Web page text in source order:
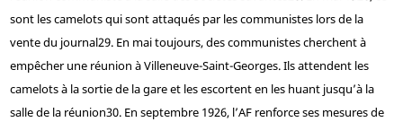
sont les camelots qui sont attaqués par les communistes lors de la
vente du journal29. En mai toujours, des communistes cherchent à
empêcher une réunion à Villeneuve-Saint-Georges. Ils attendent les
camelots à la sortie de la gare et les escortent en les huant jusqu’à la
salle de la réunion30. En septembre 1926, l’AF renforce ses mesures de